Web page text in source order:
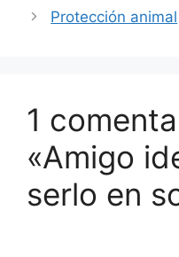
Protección animal
1
«Amigo
serlo en